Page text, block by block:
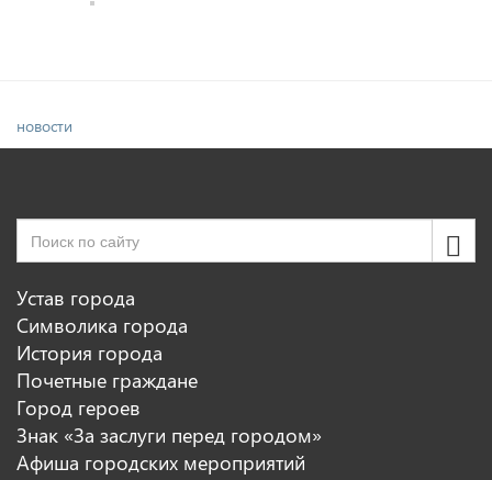
новости
Устав города
Символика города
История города
Почетные граждане
Город героев
Знак «За заслуги перед городом»
Афиша городских мероприятий